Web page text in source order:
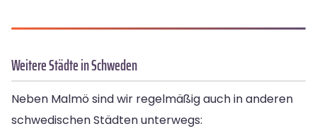
Weitere Städte in Schweden
Neben Malmö sind wir regelmäßig auch in anderen
schwedischen Städten unterwegs: